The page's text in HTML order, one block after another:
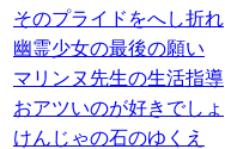
そのプライドをへし折れ
幽霊少女の最後の願い
マリンヌ先生の生活指導
おアツいのが好きでしょ
けんじゃの石のゆくえ